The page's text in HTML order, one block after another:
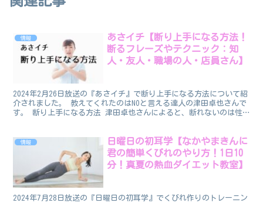
情報
あさイチ【断り上手になる方法！
断るフレーズやテクニック：知
人・友人・職場の人・店員さん】
2024年2月26日放送の『あさイチ』で断り上手になる方法について紹
介されました。 教えてくれたのはNOと言える達人の津田卓也さんで
す。 断り上手になる方法 津田卓也さんによると、断れないのは性
情報
日曜日の初耳学【なかやまきんに
君の簡単くびれのやり方！1日10
分！真夏の熱血ダイエット教室】
2024年7月28日放送の『日曜日の初耳学』でくびれ作りのトレーニン